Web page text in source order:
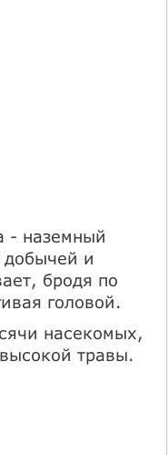
- наземный
и
бродя по
головой.
насекомых,
травы.